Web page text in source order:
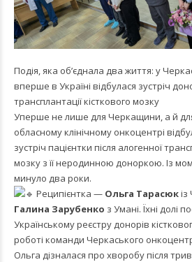
Подія, яка об’єднала два життя: у
вперше в Україні відбулася зустріч
трансплантації кісткового мозку
Уперше не лише для Черкащини, а й для
обласному клінічному онкоцентрі
зустріч пацієнтки після алогенної
мозку з її неродинною доноркою. Із
минуло два роки.
Реципієнтка — Ольга Тарасюк
Галина Зарубенко з Умані. Їхні долі
Українському реєстру донорів
роботі команди Черкаського
Ольга дізналася про хворобу після